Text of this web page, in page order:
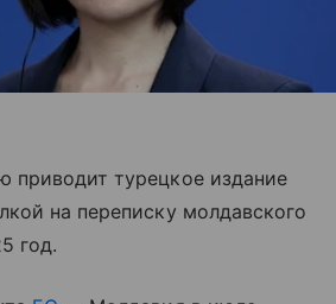
приводит турецкое издание
на переписку молдавского
год.